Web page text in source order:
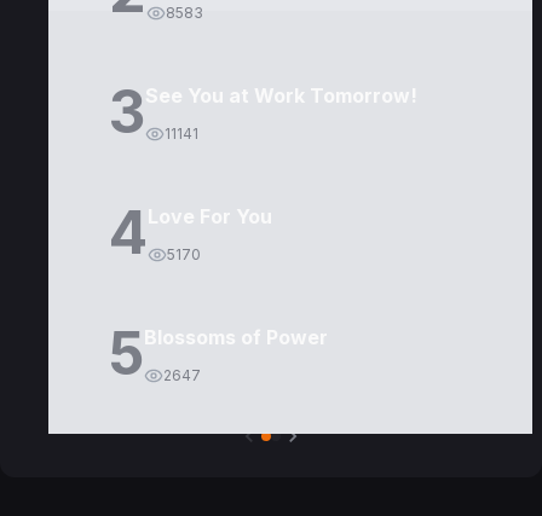
8583
3See You at Work Tomorrow!
11141
4Love For You
5170
5Blossoms of Power
2647